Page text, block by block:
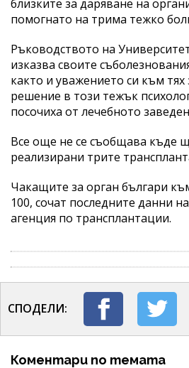
близките за даряване на
помогнато на трима тежко
Ръководството на
изказва своите
както и уважението си към
решение в този тежък
посочиха от лечебното
Все още не се съобщава къде
реализирани трите
Чакащите за орган българи
100, сочат последните данни
агенция по трансплантации.
СПОДЕЛИ:
Коментари по темата